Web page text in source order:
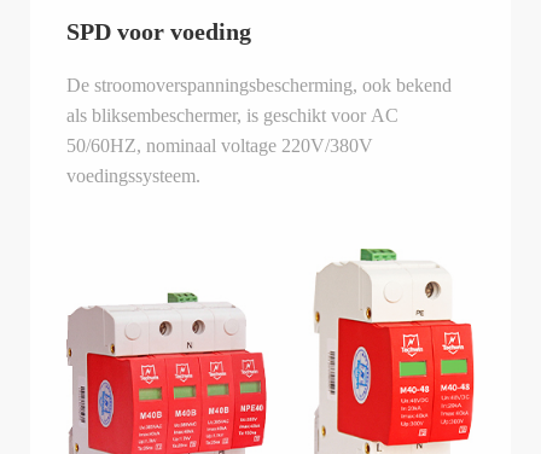
SPD voor voeding
De stroomoverspanningsbescherming, ook bekend
als bliksembeschermer, is geschikt voor AC
50/60HZ, nominaal voltage 220V/380V
voedingssysteem.